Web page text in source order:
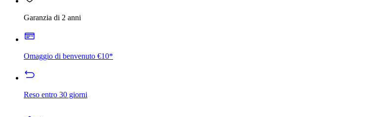
Garanzia di 2 anni
Omaggio di benvenuto €10*
Reso entro 30 giorni